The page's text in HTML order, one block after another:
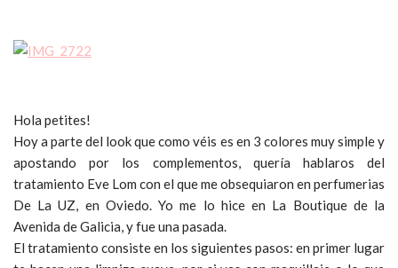
Hola petites!
Hoy a parte del look que como véis es en 3 colores muy simple y
apostando por los complementos, quería hablaros del
tratamiento Eve Lom con el que me obsequiaron en perfumerias
De La UZ, en Oviedo. Yo me lo hice en La Boutique de la
Avenida de Galicia, y fue una pasada.
El tratamiento consiste en los siguientes pasos: en primer lugar